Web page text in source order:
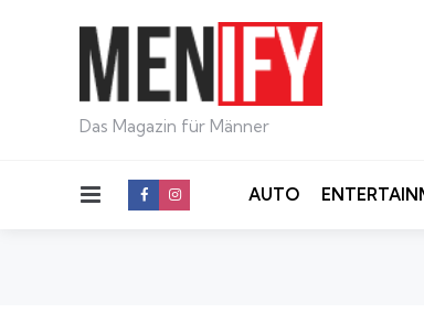
Das Magazin für Männer
Menu AUTO